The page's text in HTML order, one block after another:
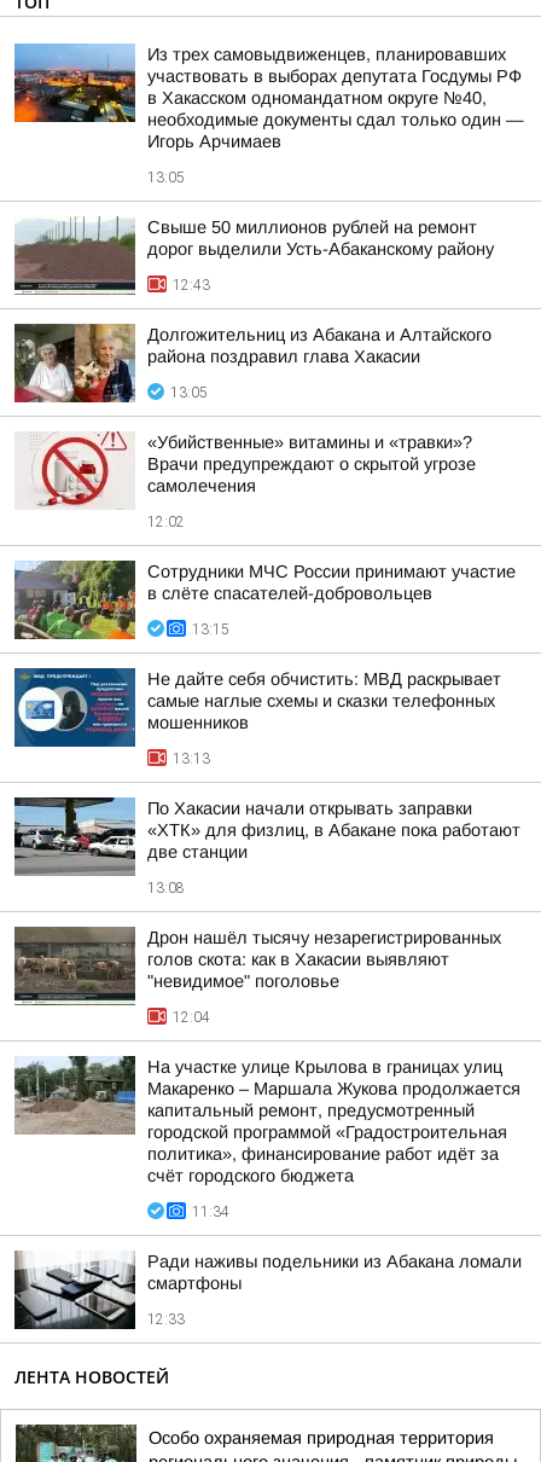
Из трех самовыдвиженцев, планировавших
участвовать в выборах депутата Госдумы РФ
в Хакасском одномандатном округе №40,
необходимые документы сдал только один —
Игорь Арчимаев
13:05
Свыше 50 миллионов рублей на ремонт
дорог выделили Усть-Абаканскому району
12:43
Долгожительниц из Абакана и Алтайского
района поздравил глава Хакасии
13:05
«Убийственные» витамины и «травки»?
Врачи предупреждают о скрытой угрозе
самолечения
12:02
Сотрудники МЧС России принимают участие
в слёте спасателей-добровольцев
13:15
Не дайте себя обчистить: МВД раскрывает
самые наглые схемы и сказки телефонных
мошенников
13:13
По Хакасии начали открывать заправки
«ХТК» для физлиц, в Абакане пока работают
две станции
13:08
Дрон нашёл тысячу незарегистрированных
голов скота: как в Хакасии выявляют
"невидимое" поголовье
12:04
На участке улице Крылова в границах улиц
Макаренко – Маршала Жукова продолжается
капитальный ремонт, предусмотренный
городской программой «Градостроительная
политика», финансирование работ идёт за
счёт городского бюджета
11:34
Ради наживы подельники из Абакана ломали
смартфоны
12:33
ЛЕНТА НОВОСТЕЙ
Особо охраняемая природная территория